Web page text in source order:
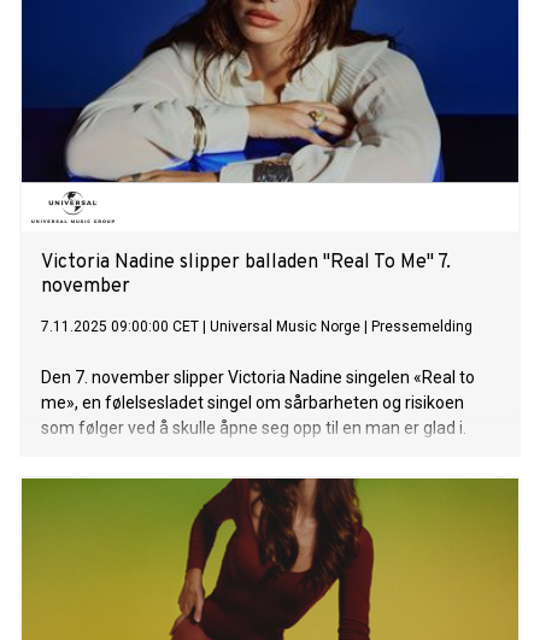
Victoria Nadine slipper balladen "Real To Me" 7.
november
7.11.2025 09:00:00 CET Universal Music Norge Pressemelding
Den 7. november slipper Victoria Nadine singelen «Real to
me», en følelsesladet singel om sårbarheten og risikoen
som følger ved å skulle åpne seg opp til en man er glad i.